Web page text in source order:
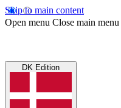
Skip to main content
Open menu Close main menu
DK Edition